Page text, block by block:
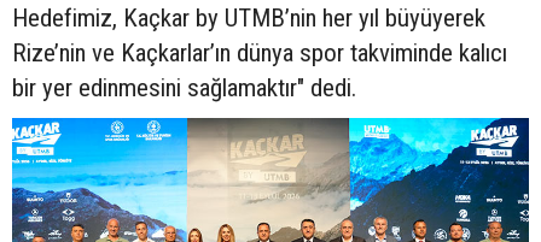
Hedefimiz, Kaçkar by UTMB’nin her yıl büyüyerek
Rize’nin ve Kaçkarlar’ın dünya spor takviminde kalıcı
bir yer edinmesini sağlamaktır" dedi.